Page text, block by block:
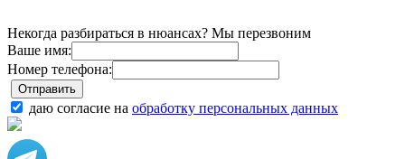
Некогда разбираться в нюансах? Мы перезвоним
Ваше имя:
Номер телефона:
даю согласие на обработку персональных данных